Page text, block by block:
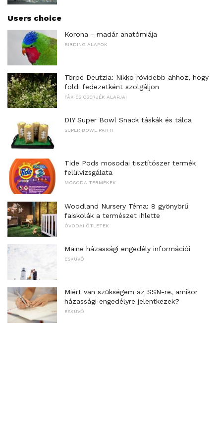
Users choice
Korona - madár anatómiája
BIRDING ALAPOK
Törpe Deutzia: Nikko rövidebb ahhoz, hogy
földi fedezetként szolgáljon
FÁK ÉS CSERJÉK ALAPJAI
DIY Super Bowl Snack táskák és tálca
SUPER BOWL PARTI
Tide Pods mosodai tisztítószer termék
felülvizsgálata
MOSODA TERMÉKEK
Woodland Nursery Téma: 8 gyönyörű
faiskolák a természet ihlette
ÓVODAI ÖTLETEK
Maine házassági engedély információi
ESKÜVŐ
Miért van szükségem az SSN-re, amikor
házassági engedélyre jelentkezek?
ESKÜVŐ